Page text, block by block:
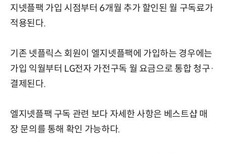
지넷플팩 가입 시점부터 6개월 추가 할인된 월 구독료가
적용된다.
기존 넷플릭스 회원이 엘지넷플팩에 가입하는 경우에는
가입 익월부터 LG전자 가전구독 월 요금으로 통합 청구·
결제된다.
엘지넷플팩 구독 관련 보다 자세한 사항은 베스트샵 매
장 문의를 통해 확인 가능하다.